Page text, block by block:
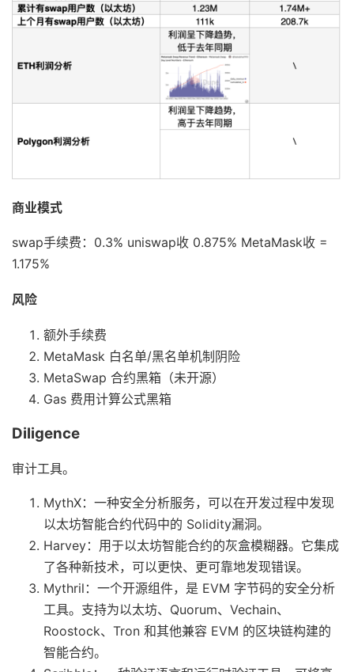
商业模式
swap手续费：0.3% uniswap收 0.875% MetaMask收 =
1.175%
风险
额外手续费
MetaMask 白名单/黑名单机制阴险
MetaSwap 合约黑箱（未开源）
Gas 费用计算公式黑箱
Diligence
审计工具。
MythX：一种安全分析服务，可以在开发过程中发现
以太坊智能合约代码中的 Solidity漏洞。
Harvey：用于以太坊智能合约的灰盒模糊器。它集成
了各种新技术，可以更快、更可靠地发现错误。
Mythril：一个开源组件，是 EVM 字节码的安全分析
工具。支持为以太坊、Quorum、Vechain、
Roostock、Tron 和其他兼容 EVM 的区块链构建的
智能合约。